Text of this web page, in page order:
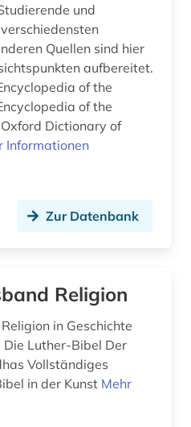
und
Quellen sind hier
aufbereitet.
of the
Dictionary of
Informationen
Zur Datenbank
Religion
Die Bibel in der Kunst Mehr